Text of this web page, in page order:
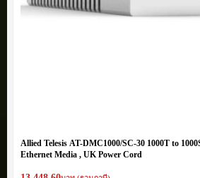
Allied Telesis AT-DMC1000/SC-30 1000T to
Ethernet Media , UK Power Cord